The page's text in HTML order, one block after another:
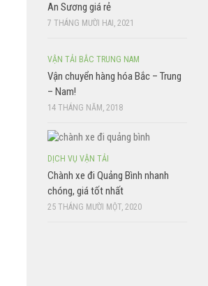
An Sương giá rẻ
7 THÁNG MƯỜI HAI, 2021
VẬN TẢI BẮC TRUNG NAM
Vận chuyển hàng hóa Bắc – Trung
– Nam!
14 THÁNG NĂM, 2018
DỊCH VỤ VẬN TẢI
Chành xe đi Quảng Bình nhanh
chóng, giá tốt nhất
25 THÁNG MƯỜI MỘT, 2020